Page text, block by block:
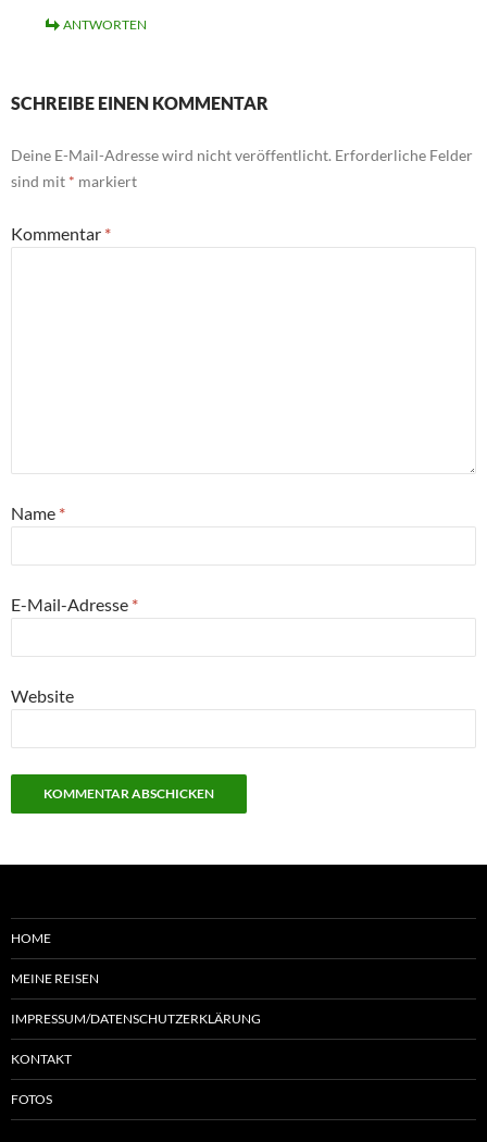
ANTWORTEN
SCHREIBE EINEN KOMMENTAR
Deine E-Mail-Adresse wird nicht veröffentlicht. Erforderliche Felder
sind mit * markiert
Kommentar *
Name *
E-Mail-Adresse *
Website
HOME
MEINE REISEN
IMPRESSUM/DATENSCHUTZERKLÄRUNG
KONTAKT
FOTOS